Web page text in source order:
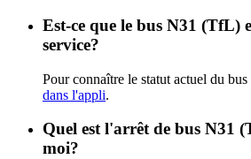
Est-ce que le bus N31 (TfL)
service?
Pour connaître le statut actuel du
dans l'appli.
Quel est l'arrêt de bus N31
moi?